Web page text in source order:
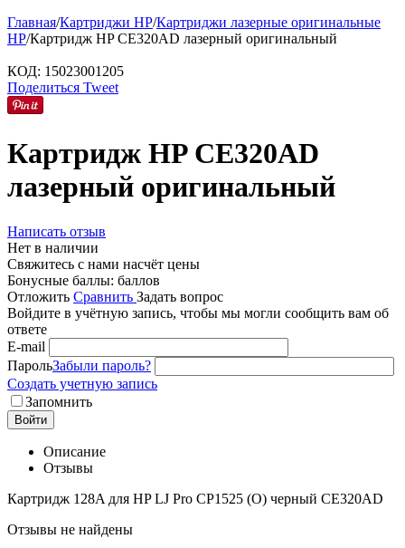
Главная/Картриджи HP/Картриджи лазерные оригинальные
HP/Картридж HP CE320AD лазерный оригинальный
КОД: 15023001205
Поделиться Tweet
Картридж HP CE320AD
лазерный оригинальный
Написать отзыв
Нет в наличии
Свяжитесь с нами насчёт цены
Бонусные баллы: баллов
Отложить Сравнить Задать вопрос
Войдите в учётную запись, чтобы мы могли сообщить вам об
ответе
E-mail
ПарольЗабыли пароль?
Создать учетную запись
Запомнить
Войти
Описание
Отзывы
Картридж 128A для HP LJ Pro CP1525 (O) черный CE320AD
Отзывы не найдены